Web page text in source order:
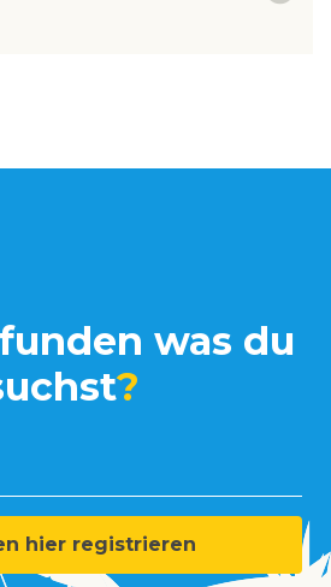
was du
?
hier registrieren